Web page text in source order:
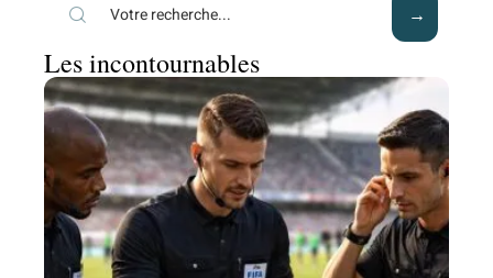
Les incontournables